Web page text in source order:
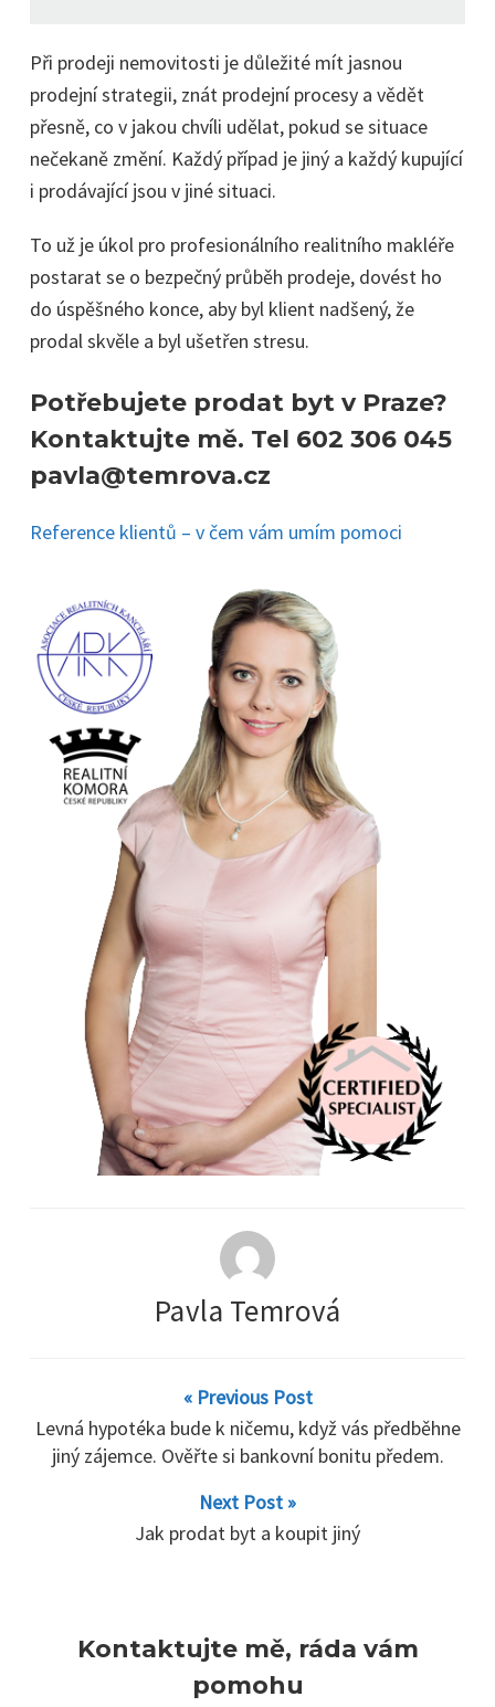
Při prodeji nemovitosti je důležité mít jasnou
prodejní strategii, znát prodejní procesy a vědět
přesně, co v jakou chvíli udělat, pokud se situace
nečekaně změní. Každý případ je jiný a každý kupující
i prodávající jsou v jiné situaci.
To už je úkol pro profesionálního realitního makléře
postarat se o bezpečný průběh prodeje, dovést ho
do úspěšného konce, aby byl klient nadšený, že
prodal skvěle a byl ušetřen stresu.
Potřebujete prodat byt v Praze?
Kontaktujte mě. Tel 602 306 045
pavla@temrova.cz
Reference klientů – v čem vám umím pomoci
Pavla Temrová
« Previous Post
Levná hypotéka bude k ničemu, když vás předběhne
jiný zájemce. Ověřte si bankovní bonitu předem.
Next Post »
Jak prodat byt a koupit jiný
Kontaktujte mě, ráda vám
pomohu